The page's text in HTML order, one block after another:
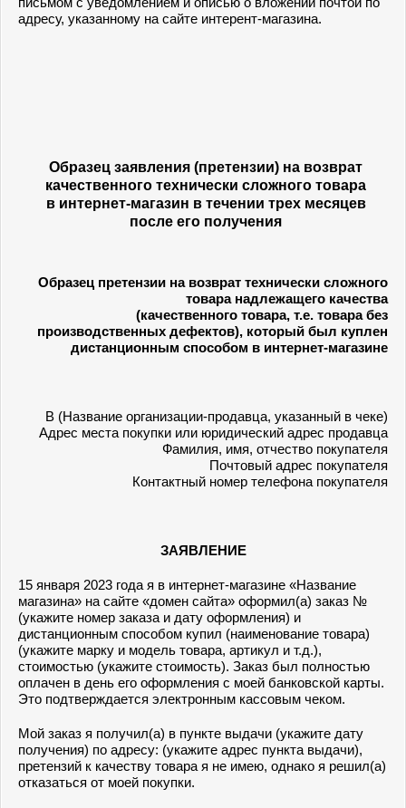
адресу, указанному на сайте интерент-магазина.
Образец заявления (претензии) на возврат
качественного технически сложного товара
винтернет-магазин в течении трех месяцев
после его получения
Образец претензии на возврат технически сложного
товара надлежащего качества
(качественного товара, т.е. товара без
производственных дефектов), который был куплен
дистанционным способом в интернет-магазине
В (Название организации-продавца, указанный в чеке)
Адрес места покупки или юридический адрес продавца
Фамилия, имя, отчество покупателя
Почтовый адрес покупателя
Контактный номер телефона покупателя
ЗАЯВЛЕНИЕ
15 января 2023 года я в интернет-магазине «Название
магазина» на сайте «домен сайта» оформил(а) заказ №
(укажите номер заказа и дату оформления) и
дистанционным способом купил (наименование товара)
(укажите марку и модель товара, артикул и т.д.),
стоимостью (укажите стоимость). Заказ был полностью
оплачен в день его оформления с моей банковской карты.
Это подтверждается электронным кассовым чеком.
Мой заказ я получил(а) в пункте выдачи (укажите дату
получения) по адресу: (укажите адрес пункта выдачи),
претензий к качеству товара я не имею, однако я решил(а)
отказаться от моей покупки.